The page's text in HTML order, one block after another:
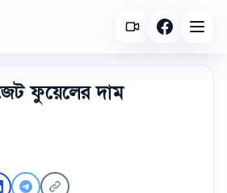
ফুয়েলের দাম